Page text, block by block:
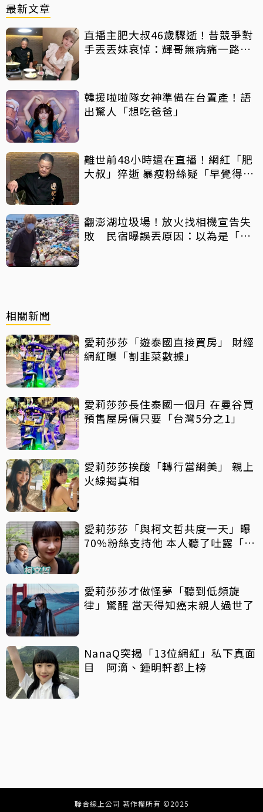
最新文章
直播主肥大叔46歲驟逝！昔競爭對
手丟丟妹哀悼：輝哥無病痛一路好
韓援啦啦隊女神準備在台置產！語
出驚人「想吃爸爸」
離世前48小時還在直播！網紅「肥
大叔」猝逝 暴瘦粉絲疑「早覺得不
翻澎湖垃圾場！放火找相機宣告失
敗 民宿曝誤丟原因：以為是「按
相關新聞
愛莉莎莎「遊泰國直接買房」 財經
網紅曝「割韭菜數據」
愛莉莎莎長住泰國一個月 在曼谷買
預售屋房價只要「台灣5分之1」
愛莉莎莎挨酸「轉行當網美」 親上
火線揭真相
愛莉莎莎「與柯文哲共度一天」曝
70%粉絲支持他 本人聽了吐露「殘
愛莉莎莎才做怪夢「聽到低頻旋
律」驚醒 當天得知癌末親人過世了
NanaQ突揭「13位網紅」私下真面
目 阿滴、鍾明軒都上榜
聯合線上公司 著作權所有 ©2025